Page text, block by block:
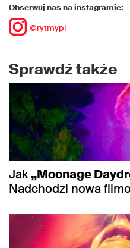
Obserwuj nas na instagramie:
@rytmypl
Sprawdź także
Jak„Moonage
Nadchodzi nowa